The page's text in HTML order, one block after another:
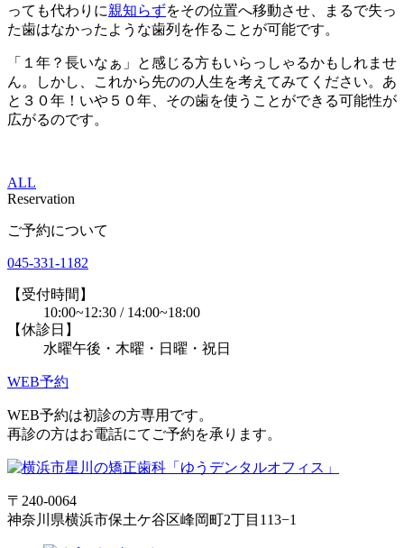
っても代わりに親知らずをその位置へ移動させ、まるで失っ
た歯はなかったような歯列を作ることが可能です。
「１年？長いなぁ」と感じる方もいらっしゃるかもしれませ
ん。しかし、これから先のの人生を考えてみてください。あ
と３０年！いや５０年、その歯を使うことができる可能性が
広がるのです。
ALL
Reservation
ご予約について
045-331-1182
【受付時間】
10:00~12:30 / 14:00~18:00
【休診日】
水曜午後・木曜・日曜・祝日
WEB予約
WEB予約は初診の方専用です。
再診の方はお電話にてご予約を承ります。
〒240-0064
神奈川県横浜市保土ケ谷区峰岡町2丁目113−1